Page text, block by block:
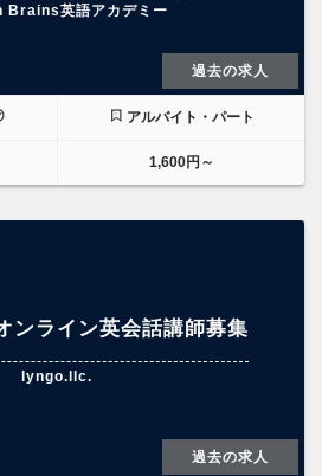
Brains英語アカデミー
過去の求人
アルバイト・パート
1,600円～
ンライン英会話講師募集
lyngo.llc.
過去の求人